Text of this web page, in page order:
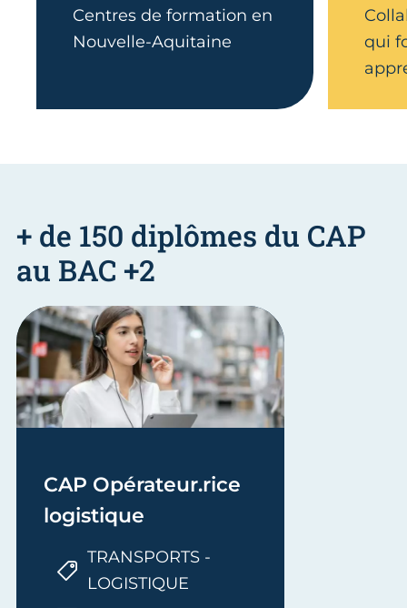
Centres de formation en
Nouvelle-Aquitaine
qui
+ de 150 diplômes du CAP
au BAC +2
CAP Opérateur.rice
logistique
TRANSPORTS -
LOGISTIQUE